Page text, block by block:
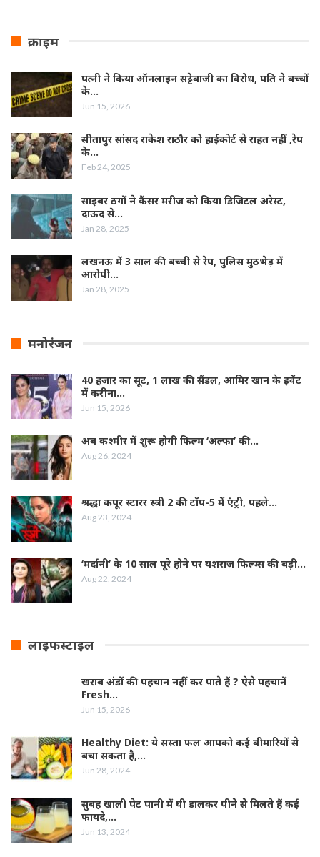
क्राइम
पत्नी ने किया ऑनलाइन सट्टेबाजी का विरोध, पति ने बच्चों
के…
Jun 15, 2026
सीतापुर सांसद राकेश राठौर को हाईकोर्ट से राहत नहीं ,रेप
के…
Feb 24, 2025
साइबर ठगों ने कैंसर मरीज को किया डिजिटल अरेस्ट,
दाऊद से…
Jan 28, 2025
लखनऊ में 3 साल की बच्ची से रेप, पुलिस मुठभेड़ में
आरोपी…
Jan 28, 2025
मनोरंजन
40 हजार का सूट, 1 लाख की सैंडल, आमिर खान के इवेंट
में करीना…
Jun 15, 2026
अब कश्मीर में शुरू होगी फिल्‍म ‘अल्फा’ की…
Aug 26, 2024
श्रद्धा कपूर स्‍टारर स्‍त्री 2 की टॉप-5 में एंट्री, पहले…
Aug 23, 2024
‘मर्दानी’ के 10 साल पूरे होने पर यशराज फिल्‍म्‍स की बड़ी…
Aug 22, 2024
लाइफस्टाइल
खराब अंडों की पहचान नहीं कर पाते हैं ? ऐसे पहचानें
Fresh…
Jun 15, 2026
Healthy Diet: ये सस्ता फल आपको कई बीमारियों से
बचा सकता है,…
Jun 28, 2024
सुबह खाली पेट पानी में घी डालकर पीने से मिलते हैं कई
फायदे,…
Jun 13, 2024